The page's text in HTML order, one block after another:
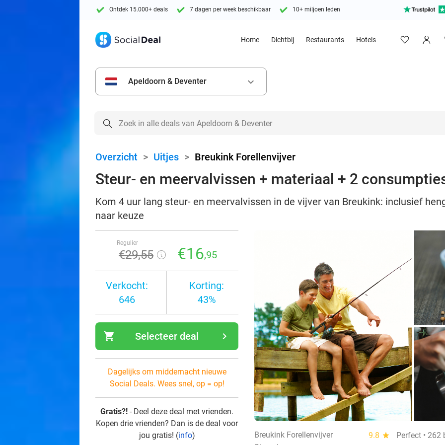
Ontdek 15.000+ deals 7 dagen per week beschikbaar 10+ miljoen leden
Home Dichtbij Restaurants Hotels
Apeldoorn & Deventer keyboard_arrow_down
Overzicht > Uitjes > Breukink Forellenvijver
Steur- en meervalvissen + materiaal + 2
Kom 4 uur lang steur- en meervalvissen in de vijver van Breukink: inclusief
naar keuze
Regulier
€29,55 €16,95
Verkocht:
646
Korting:
43%
shopping_cart navigate_next
Selecteer deal
Dagelijks om middernacht nieuwe
Social Deals. Wees snel, op = op!
Gratis?! - Deel deze deal met vrienden.
Kopen drie vrienden? Dan is de deal voor
jou gratis! (info) Breukink Forellenvijver 9.8 star
Perfect • 262